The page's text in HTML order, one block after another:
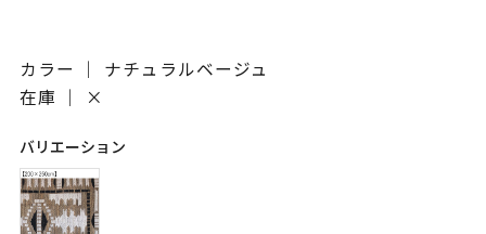
カラー ｜ ナチュラルベージュ
在庫 ｜
×
バリエーション